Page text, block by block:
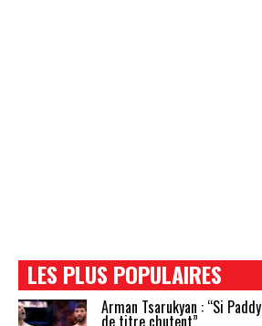
LES PLUS POPULAIRES
Arman Tsarukyan : “Si
de titre chutent”